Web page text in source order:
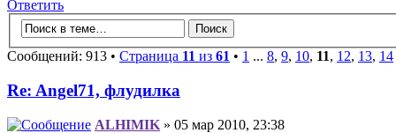
Ответить
Сообщений: 913 • Страница 11 из 61 • 1 ... 8, 9, 10, 11, 12, 13, 14
Re: Angel71, флудилка
ALHIMIK » 05 мар 2010, 23:38